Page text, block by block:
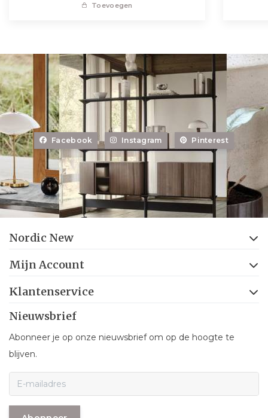
Toevoegen
Facebook Instagram Pinterest
Nordic New
Mijn Account
Klantenservice
Nieuwsbrief
Abonneer je op onze nieuwsbrief om op de hoogte te
blijven.